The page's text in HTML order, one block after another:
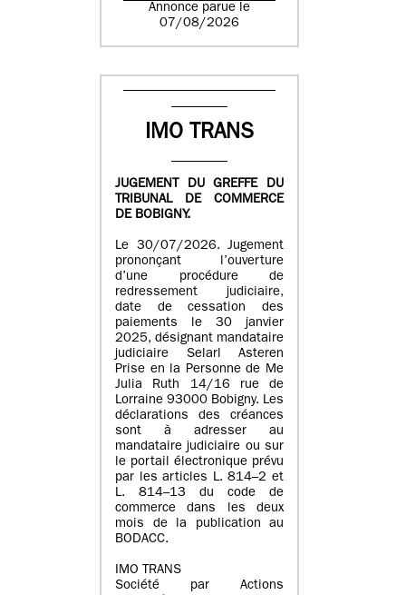
Annonce parue le
07/08/2026
IMO TRANS
JUGEMENT DU GREFFE DU
TRIBUNAL DE COMMERCE
DE BOBIGNY.
Le 30/07/2026. Jugement
prononçant l’ouverture
d’une procédure de
redressement judiciaire,
date de cessation des
paiements le 30 janvier
2025, désignant mandataire
judiciaire Selarl Asteren
Prise en la Personne de Me
Julia Ruth 14/16 rue de
Lorraine 93000 Bobigny. Les
déclarations des créances
sont à adresser au
mandataire judiciaire ou sur
le portail électronique prévu
par les articles L. 814–2 et
L. 814–13 du code de
commerce dans les deux
mois de la publication au
BODACC.
IMO TRANS
Société par Actions